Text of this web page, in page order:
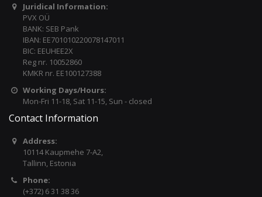
Juridical Information:
PVX OÜ
BANK: SEB Pank
IBAN: EE701010220078147011
BIC: EEUHEE2X
Reg nr. 10052860
KMKR nr. EE100127388
Working Days/Hours:
Mon-Fri 11-18, Sat 11-15, Sun - closed
Contact Information
Address:
10114 Kaupmehe 7-A2,
Tallinn, Estonia
Phone:
(+372) 6 31 38 36